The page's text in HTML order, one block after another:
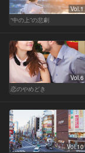
Vol.1
“中の上”の悲劇
Vol.6
恋のやめどき
Vol.10